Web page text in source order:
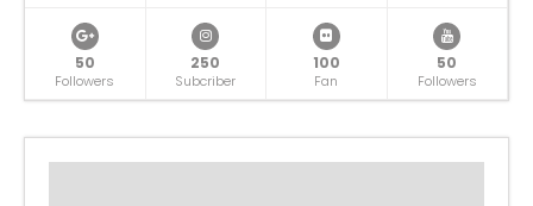
50
Followers
250
Subcriber
100
Fan
50
Followers